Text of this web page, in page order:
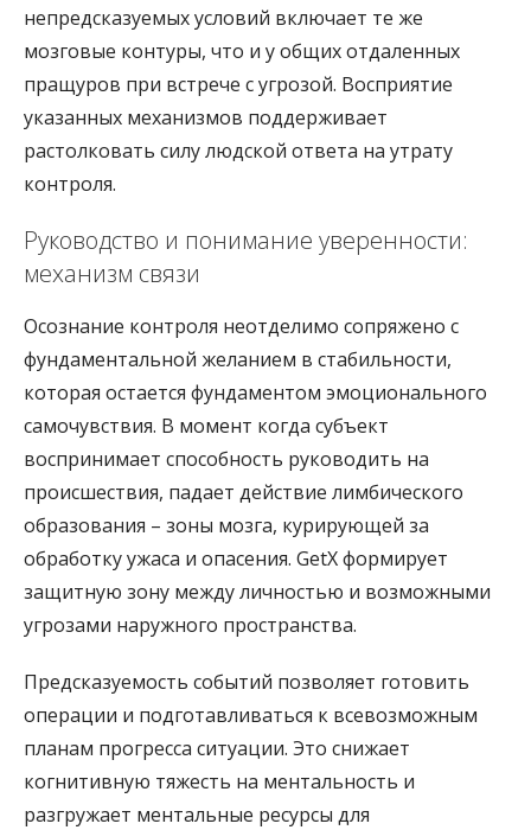
непредсказуемых условий включает те же
мозговые контуры, что и у общих отдаленных
пращуров при встрече с угрозой. Восприятие
указанных механизмов поддерживает
растолковать силу людской ответа на утрату
контроля.
Руководство и понимание уверенности:
механизм связи
Осознание контроля неотделимо сопряжено с
фундаментальной желанием в стабильности,
которая остается фундаментом эмоционального
самочувствия. В момент когда субъект
воспринимает способность руководить на
происшествия, падает действие лимбического
образования – зоны мозга, курирующей за
обработку ужаса и опасения. GetX формирует
защитную зону между личностью и возможными
угрозами наружного пространства.
Предсказуемость событий позволяет готовить
операции и подготавливаться к всевозможным
планам прогресса ситуации. Это снижает
когнитивную тяжесть на ментальность и
разгружает ментальные ресурсы для